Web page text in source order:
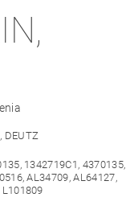
DEUTZ
1342719C1, 4370135,
AL34709, AL64127,
L101809